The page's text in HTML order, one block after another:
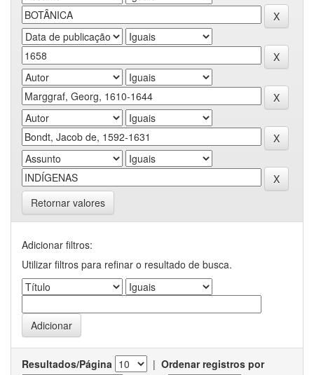
Retornar valores
Adicionar filtros:
Utilizar filtros para refinar o resultado de busca.
Resultados/Página | Ordenar registros por